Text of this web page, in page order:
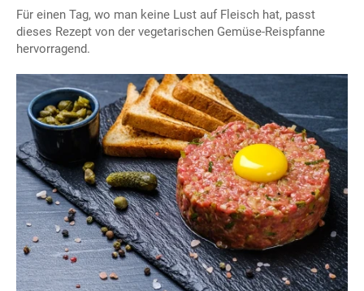
Für einen Tag, wo man keine Lust auf Fleisch hat, passt
dieses Rezept von der vegetarischen Gemüse-Reispfanne
hervorragend.